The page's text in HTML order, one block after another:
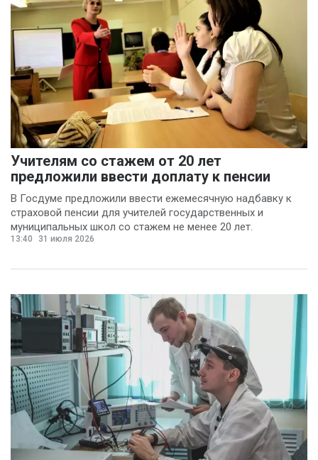
Учителям со стажем от 20 лет
предложили ввести доплату к пенсии
В Госдуме предложили ввести ежемесячную надбавку к
страховой пенсии для учителей государственных и
муниципальных школ со стажем не менее 20 лет.
13:40 31 июля 2026